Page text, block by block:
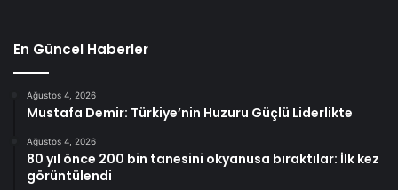
En Güncel Haberler
Ağustos 4, 2026
Mustafa Demir: Türkiye’nin Huzuru Güçlü Liderlikte
Ağustos 4, 2026
80 yıl önce 200 bin tanesini okyanusa bıraktılar: İlk kez
görüntülendi